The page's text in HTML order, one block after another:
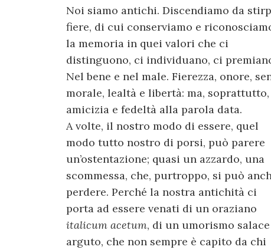
Noi siamo antichi. Discendiamo da
fiere, di cui conserviamo e
la memoria in quei valori che ci
distinguono, ci individuano, ci
Nel bene e nel male. Fierezza, onore,
morale, lealtà e libertà: ma, soprattutto,
amicizia e fedeltà alla parola data.
A volte, il nostro modo di essere, quel
modo tutto nostro di porsi, può parere
un’ostentazione; quasi un azzardo, una
scommessa, che, purtroppo, si può
perdere. Perché la nostra antichità ci
porta ad essere venati di un oraziano
italicum acetum, di un umorismo salace
arguto, che non sempre è capito da chi